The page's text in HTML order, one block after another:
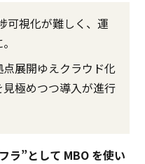
可視化が難しく、運
展開ゆえクラウド化
極めつつ導入が進行
ラ”として MBO を使い